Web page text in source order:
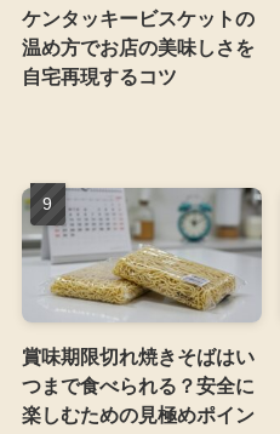
ケンタッキービスケットの
温め方でお店の美味しさを
自宅再現するコツ
賞味期限切れ焼きそばはい
つまで食べられる？安全に
楽しむための見極めポイン